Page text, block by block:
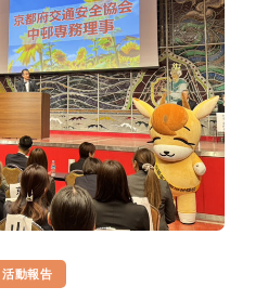
活動報告